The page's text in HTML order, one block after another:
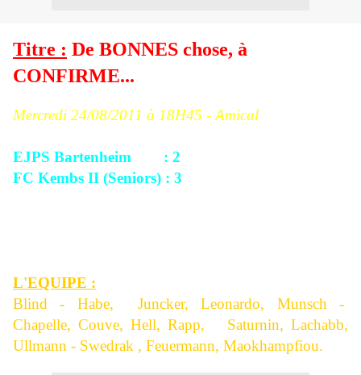
Titre : De BONNES chose, à
CONFIRME...
Mercredi 24/08/2011 à 18H45 - Amical
EJPS Bartenheim : 2
FC Kembs II (Seniors) : 3
L'EQUIPE :
Blind - Habe, Juncker, Leonardo, Munsch -
Chapelle, Couve, Hell, Rapp, Saturnin, Lachabb,
Ullmann - Swedrak , Feuermann, Maokhampfiou.